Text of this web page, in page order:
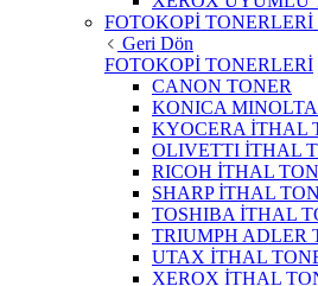
FOTOKOPİ TONERLERİ
Geri Dön
FOTOKOPİ TONERLERİ
CANON TONER
KONICA
KYOCERA İTHAL
OLIVETTI İTHAL
RICOH İTHAL
SHARP İTHAL
TOSHIBA İTHAL
TRIUMPH ADLER
UTAX İTHAL
XEROX İTHAL